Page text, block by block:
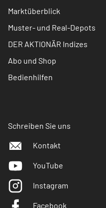
Marktüberblick
Muster- und Real-Depots
DER AKTIONÄR Indizes
Abo und Shop
Bedienhilfen
Schreiben Sie uns
Kontakt
YouTube
Instagram
Facebook